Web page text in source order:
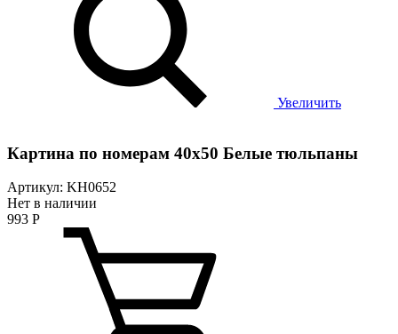
Увеличить
Картина по номерам 40х50 Белые тюльпаны
Артикул: KH0652
Нет в наличии
993 Р